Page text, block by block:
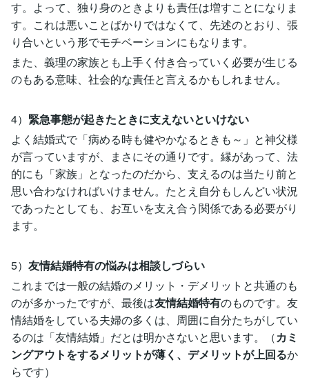
す。よって、独り身のときよりも責任は増すことになりま
す。これは悪いことばかりではなくて、先述のとおり、張
り合いという形でモチベーションにもなります。
また、義理の家族とも上手く付き合っていく必要が生じる
のもある意味、社会的な責任と言えるかもしれません。
4） 緊急事態が起きたときに支えないといけない
よく結婚式で「病める時も健やかなるときも～」と神父様
が言っていますが、まさにその通りです。縁があって、法
的にも「家族」となったのだから、支えるのは当たり前と
思い合わなければいけません。たとえ自分もしんどい状況
であったとしても、お互いを支え合う関係である必要がり
ます。
5） 友情結婚特有の悩みは相談しづらい
これまでは一般の結婚のメリット・デメリットと共通のも
のが多かったですが、最後は友情結婚特有のものです。友
情結婚をしている夫婦の多くは、周囲に自分たちがしてい
るのは「友情結婚」だとは明かさないと思います。（カミ
ングアウトをするメリットが薄く、デメリットが上回るか
らです）